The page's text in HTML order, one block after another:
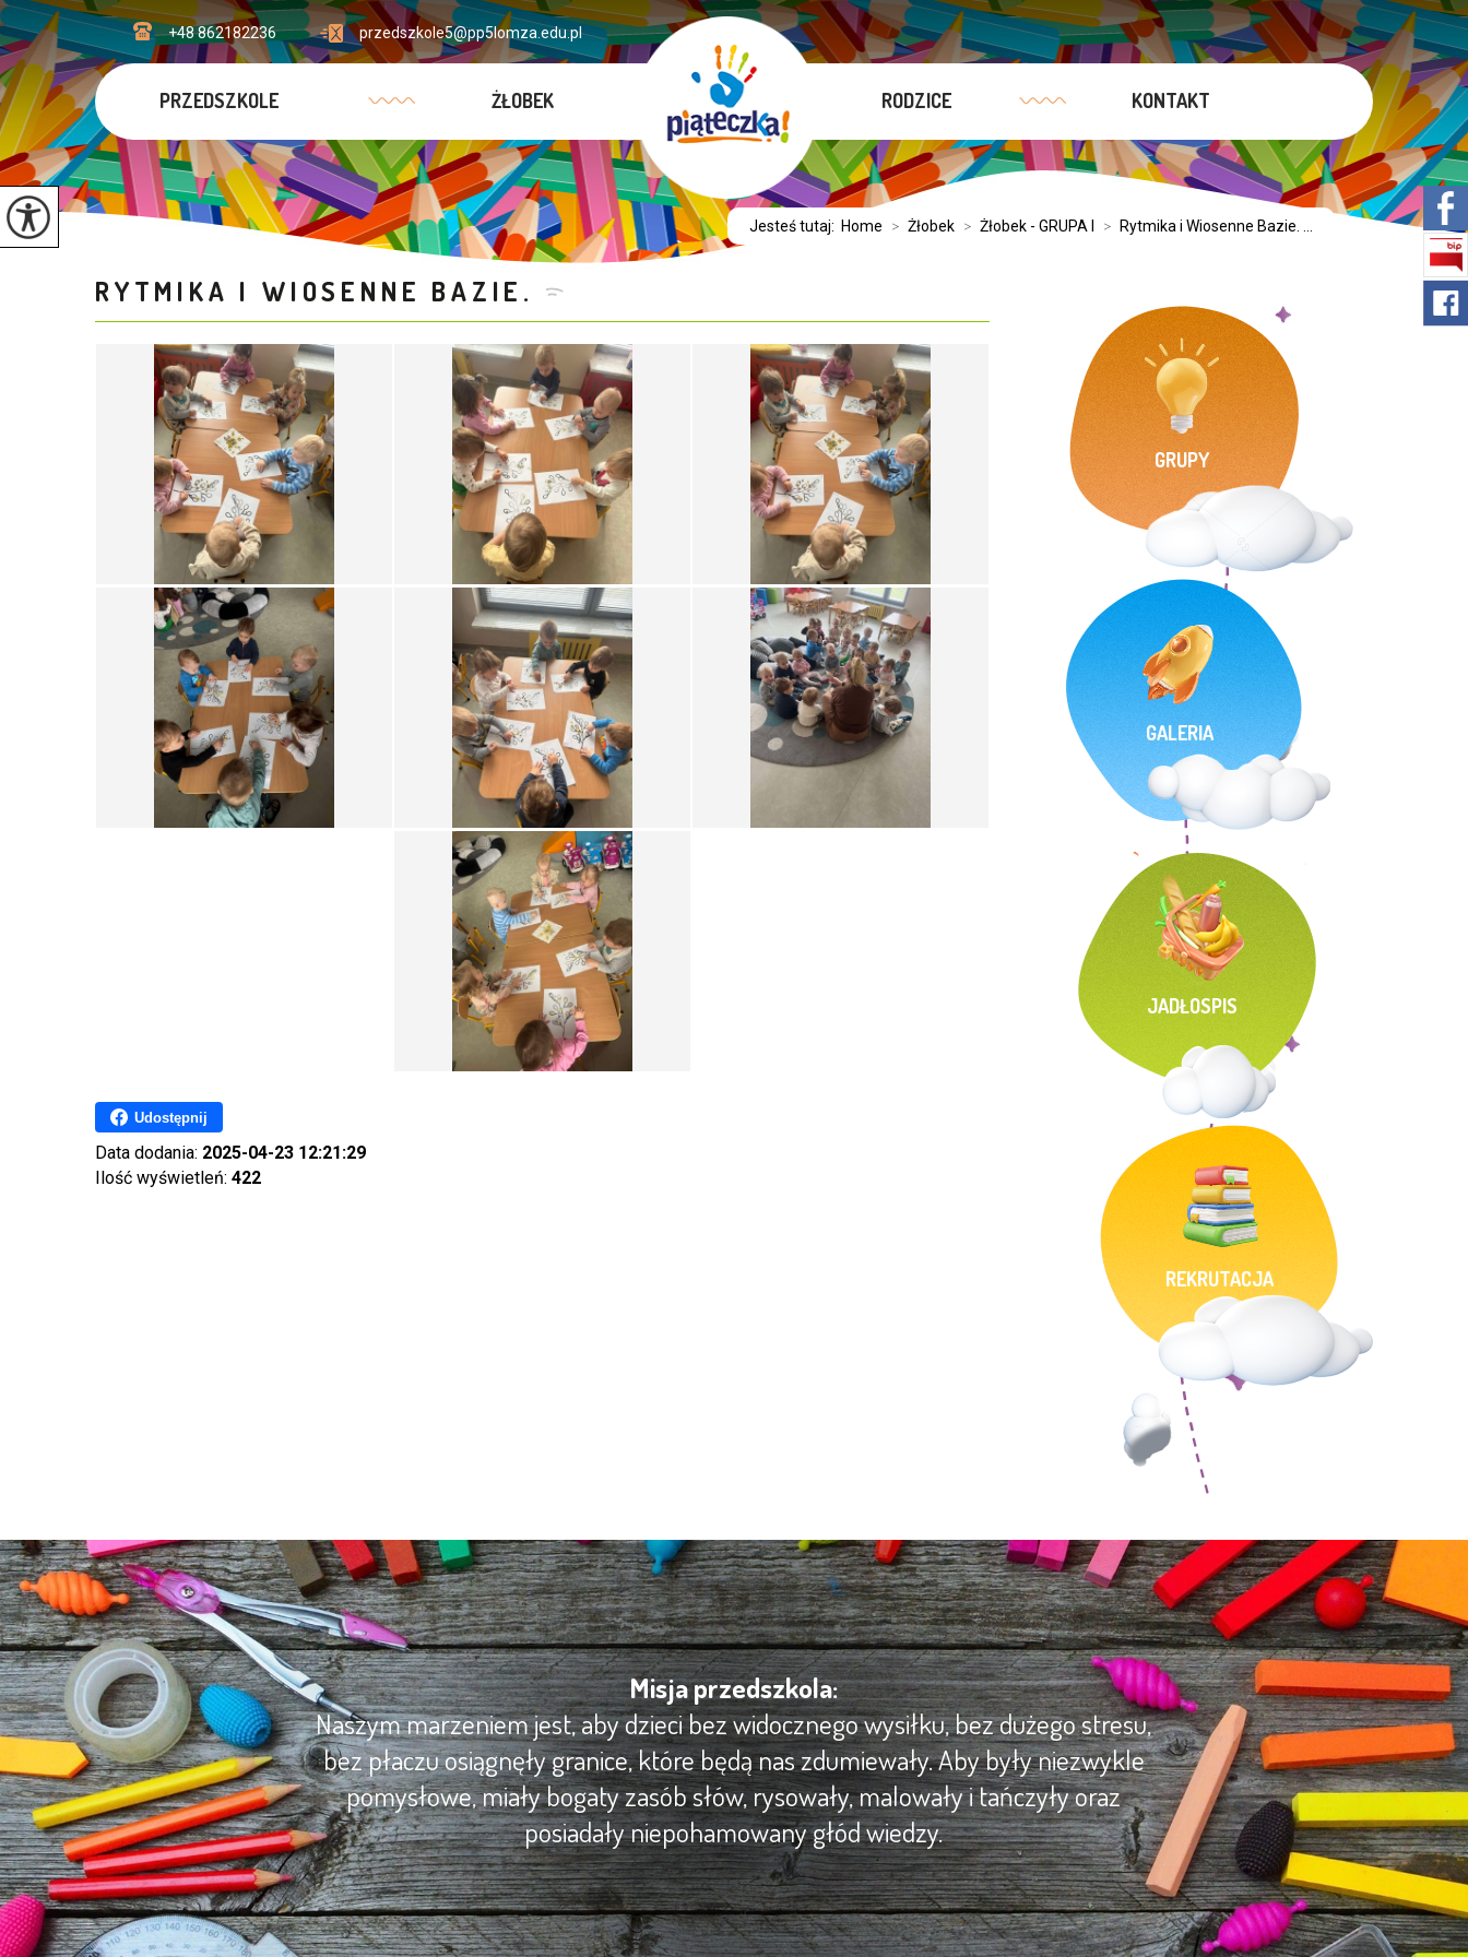
przedszkole5@pp5lomza.edu.pl
+48 862182236
PRZEDSZKOLE ŻŁOBEK RODZICE KONTAKT
Jesteś tutaj: Home > Żłobek > Żłobek - GRUPA I > Rytmika i Wiosenne Bazie. ...
RYTMIKA I WIOSENNE BAZIE.
Udostępnij
Data dodania: 2025-04-23 12:21:29
Ilość wyświetleń: 422
GRUPY
GALERIA
JADŁOSPIS
REKRUTACJA
Misja przedszkola:
Naszym marzeniem jest, aby dzieci bez widocznego wysiłku, bez dużego stresu,
bez płaczu osiągnęły granice, które będą nas zdumiewały. Aby były niezwykle
pomysłowe, miały bogaty zasób słów, rysowały, malowały i tańczyły oraz
posiadały niepohamowany głód wiedzy.